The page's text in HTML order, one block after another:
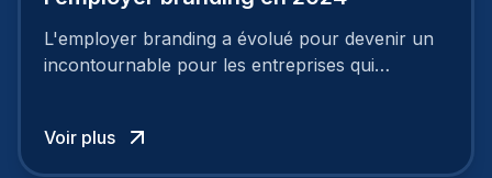
L'employer branding a évolué pour devenir un
incontournable pour les entreprises qui
Voir plus